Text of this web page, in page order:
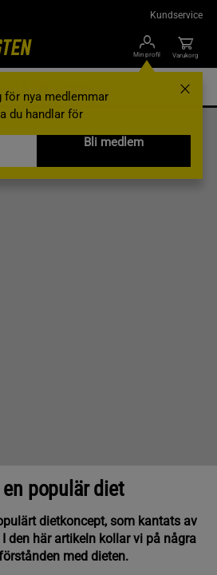
Kundservice
Min profil
för nya medlemmar
du handlar för
Bli medlem
Varukorg
populär diet
dietkoncept, som kantats av
den här artikeln kollar vi på några
med dieten.